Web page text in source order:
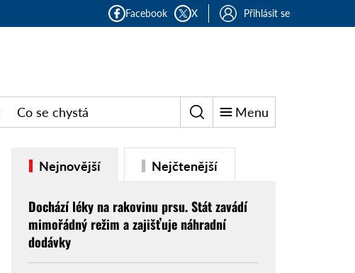
Facebook X Přihlásit se
Co se chystá Menu
Nejnovější Nejčtenější
Dochází léky na rakovinu prsu. Stát zavádí
mimořádný režim a zajišťuje náhradní
dodávky